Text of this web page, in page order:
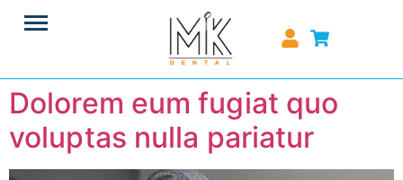
Dolorem eum fugiat quo
voluptas nulla pariatur